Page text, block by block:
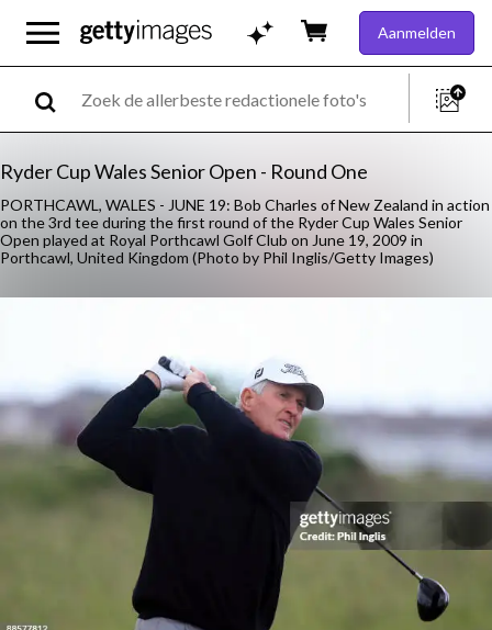
Aanmelden
Ryder Cup Wales Senior Open - Round One
PORTHCAWL, WALES - JUNE 19: Bob Charles of New Zealand in action
on the 3rd tee during the first round of the Ryder Cup Wales Senior
Open played at Royal Porthcawl Golf Club on June 19, 2009 in
Porthcawl, United Kingdom (Photo by Phil Inglis/Getty Images)